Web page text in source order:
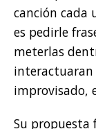
canción cada
es pedirle
meterlas
interactuaran
improvisado,
Su propuesta